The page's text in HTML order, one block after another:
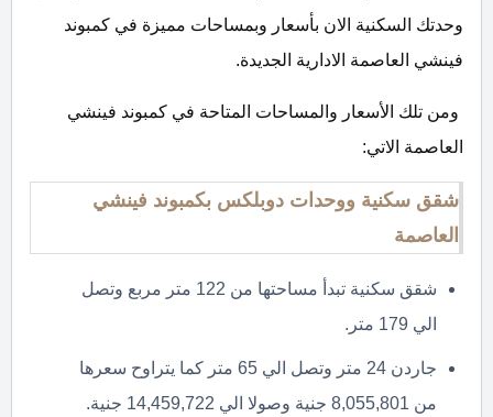
وحدتك السكنية الان بأسعار وبمساحات مميزة في كمبوند
فينشي العاصمة الادارية الجديدة.
ومن تلك الأسعار والمساحات المتاحة في كمبوند فينشي
العاصمة الاتي:
شقق سكنية ووحدات دوبلكس بكمبوند فينشي
العاصمة
شقق سكنية تبدأ مساحتها من 122 متر مربع وتصل
الي 179 متر.
جاردن 24 متر وتصل الي 65 متر كما يتراوح سعرها
من 8,055,801 جنية وصولا الي 14,459,722 جنية.